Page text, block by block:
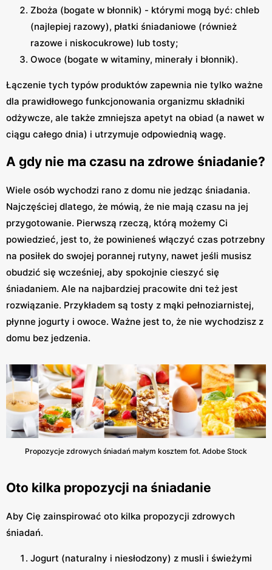
Zboża (bogate w błonnik) - którymi mogą być: chleb
(najlepiej razowy), płatki śniadaniowe (również
razowe i niskocukrowe) lub tosty;
Owoce (bogate w witaminy, minerały i błonnik).
Łączenie tych typów produktów zapewnia nie tylko ważne
dla prawidłowego funkcjonowania organizmu składniki
odżywcze, ale także zmniejsza apetyt na obiad (a nawet w
ciągu całego dnia) i utrzymuje odpowiednią wagę.
A gdy nie ma czasu na zdrowe śniadanie?
Wiele osób wychodzi rano z domu nie jedząc śniadania.
Najczęściej dlatego, że mówią, że nie mają czasu na jej
przygotowanie. Pierwszą rzeczą, którą możemy Ci
powiedzieć, jest to, że powinieneś włączyć czas potrzebny
na posiłek do swojej porannej rutyny, nawet jeśli musisz
obudzić się wcześniej, aby spokojnie cieszyć się
śniadaniem. Ale na najbardziej pracowite dni też jest
rozwiązanie. Przykładem są tosty z mąki pełnoziarnistej,
płynne jogurty i owoce. Ważne jest to, że nie wychodzisz z
domu bez jedzenia.
Propozycje zdrowych śniadań małym kosztem fot. Adobe Stock
Oto kilka propozycji na śniadanie
Aby Cię zainspirować oto kilka propozycji zdrowych
śniadań.
Jogurt (naturalny i niesłodzony) z musli i świeżymi